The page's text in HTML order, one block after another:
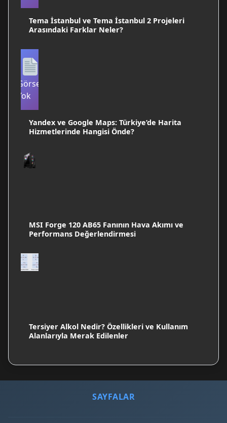
Tema İstanbul ve Tema İstanbul 2 Projeleri
Arasındaki Farklar Neler?
Görsel
Yok
Yandex ve Google Maps: Türkiye’de Harita
Hizmetlerinde Hangisi Önde?
MSI Forge 120 AB65 Fanının Hava Akımı ve
Performans Değerlendirmesi
Tersiyer Alkol Nedir? Özellikleri ve Kullanım
Alanlarıyla Merak Edilenler
SAYFALAR